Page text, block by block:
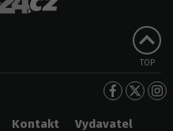
TOP
Kontakt
Vydavatel